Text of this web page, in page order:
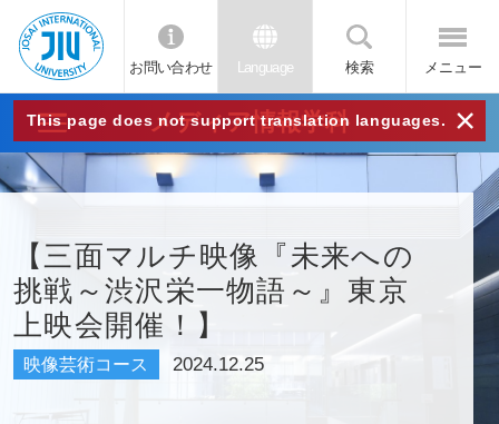
JIU
城西
国際
大学
お問い合わせ Language 検索 メニュー
This page does not support translation languages. ×
メディア情報学科
【三面マルチ映像『未来への
挑戦～渋沢栄一物語～』東京
上映会開催！】
映像芸術コース 2024.12.25